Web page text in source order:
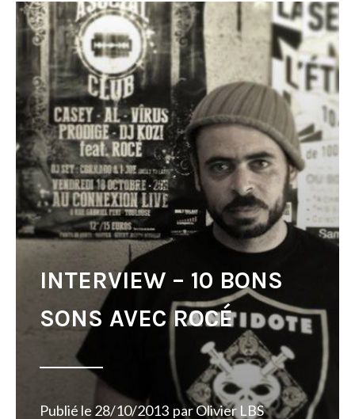
INTERVIEW – 10 BONS
SONS AVEC ROCÉ
Publié le 28/10/2013 parOlivier LBS